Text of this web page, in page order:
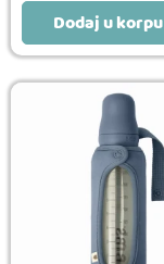
Dodaj u korpu